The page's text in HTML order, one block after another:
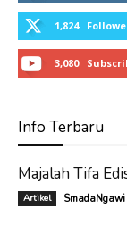
1,824
3,080
Info Terbaru
Majalah Tifa
Artikel SmadaNgawi